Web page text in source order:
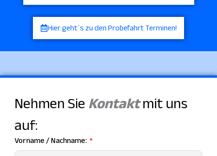
Hier geht´s zu den Probefahrt Terminen!
Nehmen Sie Kontakt mit uns
auf:
Vorname / Nachname: